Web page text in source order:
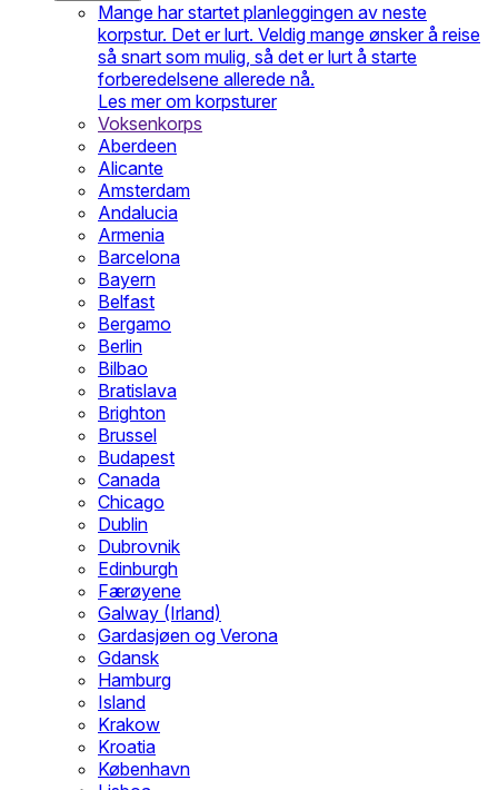
Mange har startet planleggingen av neste
korpstur. Det er lurt. Veldig mange ønsker å reise
så snart som mulig, så det er lurt å starte
forberedelsene allerede nå.
Les mer om korpsturer
Voksenkorps
Aberdeen
Alicante
Amsterdam
Andalucia
Armenia
Barcelona
Bayern
Belfast
Bergamo
Berlin
Bilbao
Bratislava
Brighton
Brussel
Budapest
Canada
Chicago
Dublin
Dubrovnik
Edinburgh
Færøyene
Galway (Irland)
Gardasjøen og Verona
Gdansk
Hamburg
Island
Krakow
Kroatia
København